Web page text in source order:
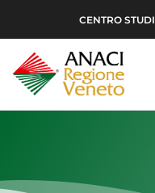
CENTRO STUDI